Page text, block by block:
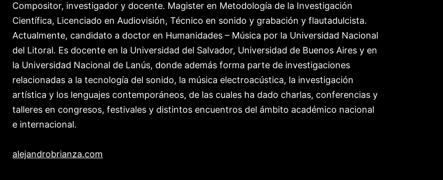
Compositor, investigador y docente. Magister en Metodología de la Investigación
Científica, Licenciado en Audiovisión, Técnico en sonido y grabación y flautadulcista.
Actualmente, candidato a doctor en Humanidades – Música por la Universidad Nacional
del Litoral. Es docente en la Universidad del Salvador, Universidad de Buenos Aires y en
la Universidad Nacional de Lanús, donde además forma parte de investigaciones
relacionadas a la tecnología del sonido, la música electroacústica, la investigación
artística y los lenguajes contemporáneos, de las cuales ha dado charlas, conferencias y
talleres en congresos, festivales y distintos encuentros del ámbito académico nacional
e internacional.
alejandrobrianza.com